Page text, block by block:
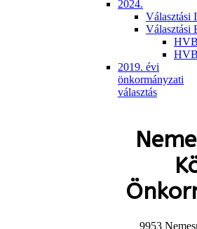
2024.
Választási
Választási
2019. évi
önkormányzati
választás
9953